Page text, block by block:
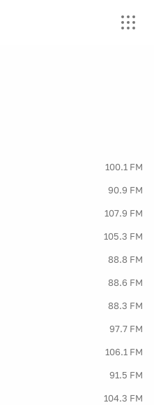
100.1 FM
90.9 FM
107.9 FM
105.3 FM
88.8 FM
88.6 FM
88.3 FM
97.7 FM
106.1 FM
91.5 FM
104.3 FM